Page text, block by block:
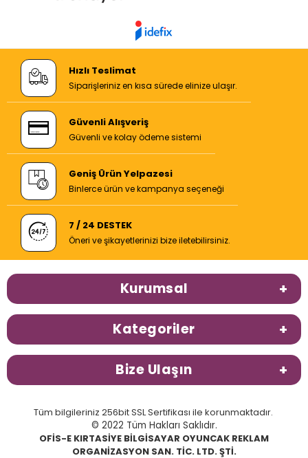
Hızlı Teslimat
Siparişleriniz en kısa sürede elinize ulaşır.
Güvenli Alışveriş
Güvenli ve kolay ödeme sistemi
Geniş Ürün Yelpazesi
Binlerce ürün ve kampanya seçeneği
7 / 24 DESTEK
Öneri ve şikayetlerinizi bize iletebilirsiniz.
Kurumsal
Kategoriler
Bize Ulaşın
Tüm bilgileriniz 256bit SSL Sertifikası ile korunmaktadır.
© 2022 Tüm Hakları Saklıdır.
OFİS-E KIRTASİYE BİLGİSAYAR OYUNCAK REKLAM
ORGANİZASYON SAN. TİC. LTD. ŞTİ.